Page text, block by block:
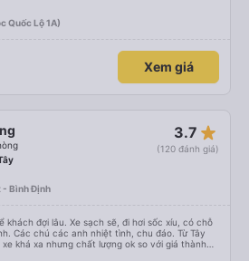
Quốc Lộ 1A)
Xem giá
3.7 star_rate
(120 đánh giá)
- Bình Định
khách đợi lâu. Xe sạch sẽ, đi hơi sốc xíu, có chỗ
Các chú các anh nhiệt tình, chu đáo. Từ Tây
khá xa nhưng chất lượng ok so với giá thành